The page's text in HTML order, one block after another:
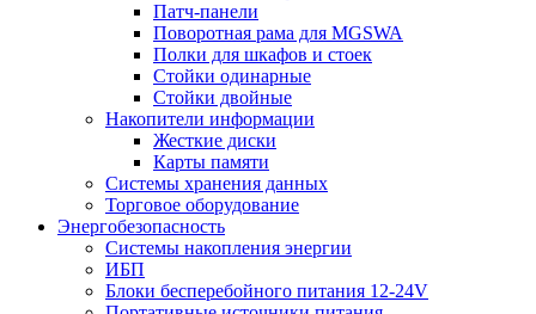
Патч-панели
Поворотная рама для MGSWA
Полки для шкафов и стоек
Стойки одинарные
Стойки двойные
Накопители информации
Жесткие диски
Карты памяти
Системы хранения данных
Торговое оборудование
Энергобезопасность
Системы накопления энергии
ИБП
Блоки бесперебойного питания 12-24V